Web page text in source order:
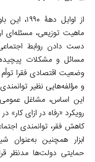
از اوایل
ماهیت توزیعی، مسئله‌ای
دست دادن روابط
مسائل و مشکلات
وضعیت اقتصادی فقرا
و مؤلفه‌هایی نظیر
این اساس، مشاغل عمومی
رویکرد «رفاه در ازای
کاهش فقر، توانمندی
ابزار همچنین به‌عنوان
حمایتی دولت‌ها مدنظر